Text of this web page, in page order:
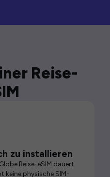
Reise-
zu installieren
Reise-eSIM dauert
keine physische SIM-